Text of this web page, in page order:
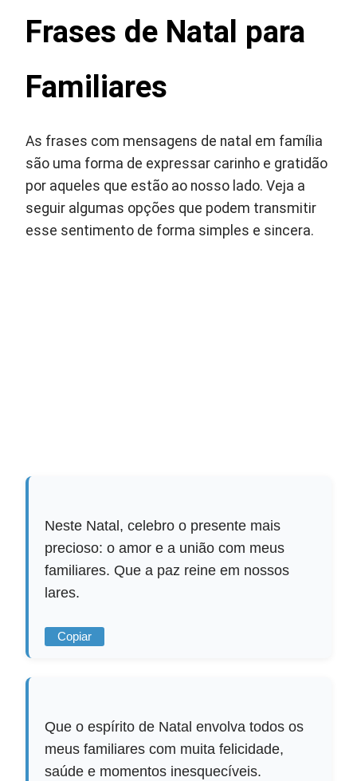
Frases de Natal para
Familiares
As frases com mensagens de natal em família
são uma forma de expressar carinho e gratidão
por aqueles que estão ao nosso lado. Veja a
seguir algumas opções que podem transmitir
esse sentimento de forma simples e sincera.
Neste Natal, celebro o presente mais
precioso: o amor e a união com meus
familiares. Que a paz reine em nossos
lares.
Copiar
Que o espírito de Natal envolva todos os
meus familiares com muita felicidade,
saúde e momentos inesquecíveis.